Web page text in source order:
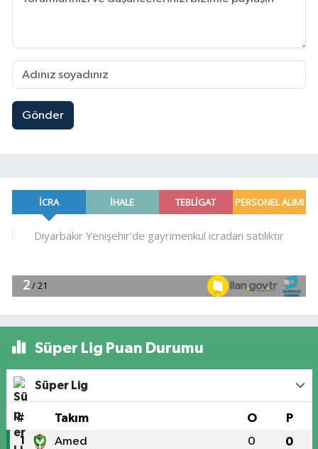
Gönder
Süper Lig Puan Durumu
Süper Lig
# Takım O P
1 Amed 0 0